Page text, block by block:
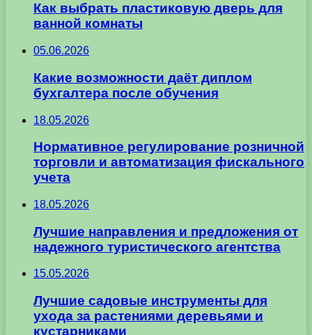
Как выбрать пластиковую дверь для
ванной комнаты
05.06.2026
Какие возможности даёт диплом
бухгалтера после обучения
18.05.2026
Нормативное регулирование розничной
торговли и автоматизация фискального
учета
18.05.2026
Лучшие направления и предложения от
надежного туристического агентства
15.05.2026
Лучшие садовые инструменты для
ухода за растениями деревьями и
кустарниками